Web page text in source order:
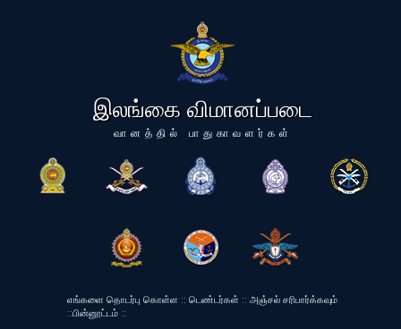
இலங்கை விமானப்படை
வானத்தில் பாதுகாவளர்கள்
எங்களை தொடர்பு கொள்ள :: டெண்டர்கள் :: அஞ்சல் சரிபார்க்கவும்
::பின்னூட்டம் ::